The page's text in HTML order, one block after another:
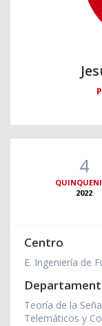
4
2022
Centro
E. Ingeniería de
Teoría de la
Telemáticos y